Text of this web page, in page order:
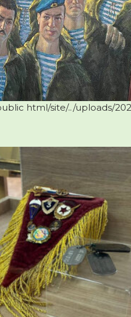
html/site/../uploads/